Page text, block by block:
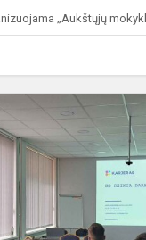
„Aukštųjų